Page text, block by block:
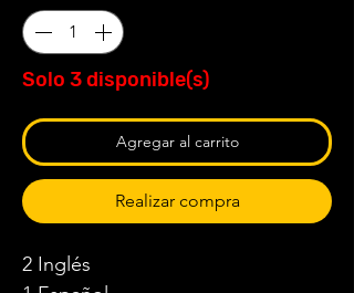
Solo 3 disponible(s)
Agregar al carrito
Realizar compra
2 Inglés